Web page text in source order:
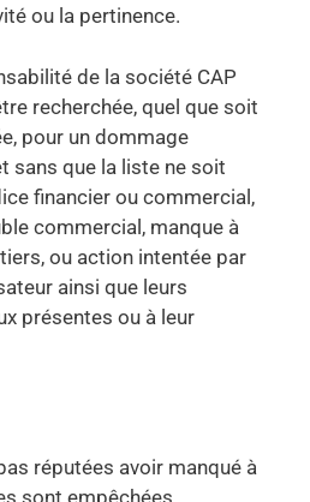
ou la pertinence.
de la société CAP
recherchée, quel que soit
pour un dommage
sans que la liste ne soit
financier ou commercial,
commercial, manque à
ou action intentée par
ainsi que leurs
présentes ou à leur
réputées avoir manqué à